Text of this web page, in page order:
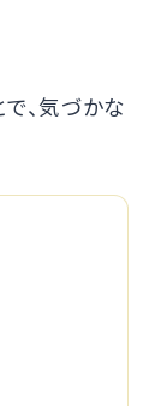
、気づかな